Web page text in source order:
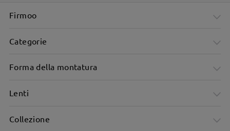
Firmoo
Categorie
Forma della montatura
Lenti
Collezione